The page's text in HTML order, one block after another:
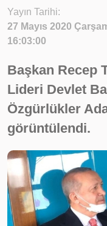
Yayın Tarihi:
27 Mayıs 2020
16:03:00
Başkan Recep
Lideri Devlet
Özgürlükler
görüntülendi.